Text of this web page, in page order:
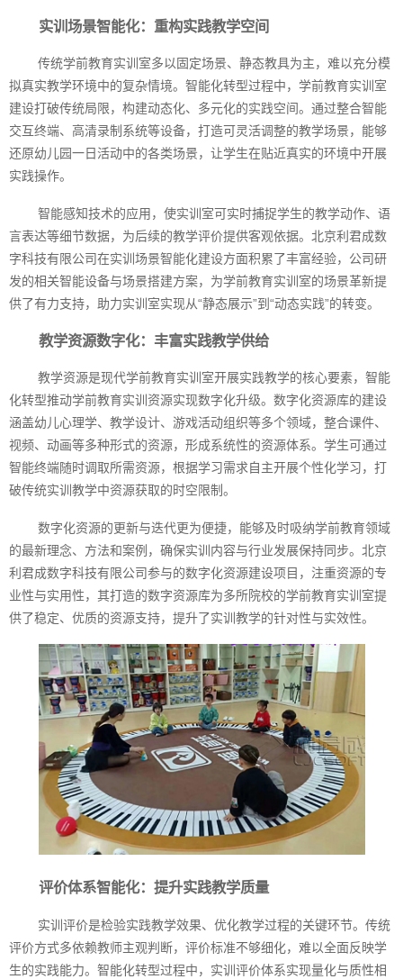
实训场景智能化：重构实践教学空间
传统学前教育实训室多以固定场景、静态教具为主，难以充分模
拟真实教学环境中的复杂情境。智能化转型过程中，学前教育实训室
建设打破传统局限，构建动态化、多元化的实践空间。通过整合智能
交互终端、高清录制系统等设备，打造可灵活调整的教学场景，能够
还原幼儿园一日活动中的各类场景，让学生在贴近真实的环境中开展
实践操作。
智能感知技术的应用，使实训室可实时捕捉学生的教学动作、语
言表达等细节数据，为后续的教学评价提供客观依据。北京利君成数
字科技有限公司在实训场景智能化建设方面积累了丰富经验，公司研
发的相关智能设备与场景搭建方案，为学前教育实训室的场景革新提
供了有力支持，助力实训室实现从“静态展示”到“动态实践”的转变。
教学资源数字化：丰富实践教学供给
教学资源是现代学前教育实训室开展实践教学的核心要素，智能
化转型推动学前教育实训资源实现数字化升级。数字化资源库的建设
涵盖幼儿心理学、教学设计、游戏活动组织等多个领域，整合课件、
视频、动画等多种形式的资源，形成系统性的资源体系。学生可通过
智能终端随时调取所需资源，根据学习需求自主开展个性化学习，打
破传统实训教学中资源获取的时空限制。
数字化资源的更新与迭代更为便捷，能够及时吸纳学前教育领域
的最新理念、方法和案例，确保实训内容与行业发展保持同步。北京
利君成数字科技有限公司参与的数字化资源建设项目，注重资源的专
业性与实用性，其打造的数字资源库为多所院校的学前教育实训室提
供了稳定、优质的资源支持，提升了实训教学的针对性与实效性。
评价体系智能化：提升实践教学质量
实训评价是检验实践教学效果、优化教学过程的关键环节。传统
评价方式多依赖教师主观判断，评价标准不够细化，难以全面反映学
生的实践能力。智能化转型过程中，实训评价体系实现量化与质性相